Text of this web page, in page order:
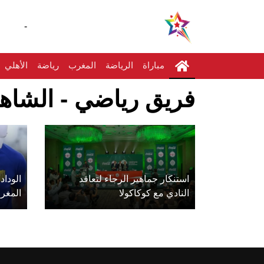
-
مباراة الرياضة المغرب رياضة الأهلي
فريق رياضي -
استنكار جماهير الرجاء لتعاقد
النادي مع كوكاكولا